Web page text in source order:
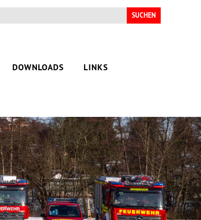
Suchen
nach:
DOWNLOADS LINKS